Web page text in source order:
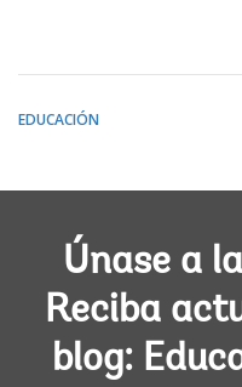
EDUCACIÓN
Únase a
Reciba
blog: